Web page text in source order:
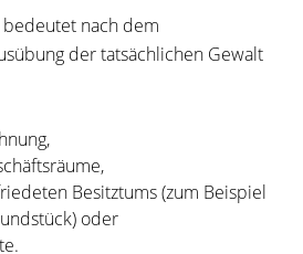
nach dem
der tatsächlichen Gewalt
Besitztums (zum Beispiel
oder